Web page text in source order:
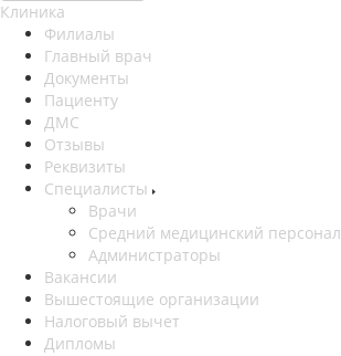
Клиника
Филиалы
Главный врач
Документы
Пациенту
ДМС
Отзывы
Реквизиты
Специалисты
Врачи
Средний медицинский персонал
Администраторы
Вакансии
Вышестоящие организации
Налоговый вычет
Дипломы